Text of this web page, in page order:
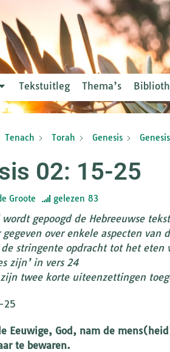
Tekstuitleg Thema’s
Tenach Torah Genesis
02: 15-25
Groote gelezen 83
gepoogd de Hebreeuwse
over enkele aspecten van
stringente opdracht tot het eten
zijn’ in vers 24
twee korte uiteenzettingen
25
Eeuwige, God, nam de
te bewaren.